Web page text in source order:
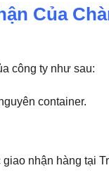
Của
công ty như sau:
container.
nhận hàng tại